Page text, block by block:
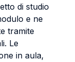
di studio
e ne
tramite
Le
in aula,